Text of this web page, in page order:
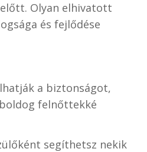
Olyan elhivatott
és fejlődése
a biztonságot,
felnőttekké
segíthetsz nekik